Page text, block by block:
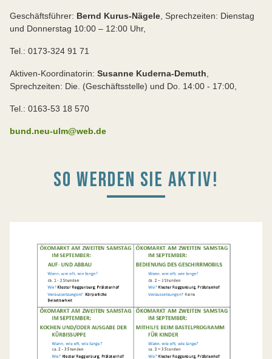
Geschäftsführer: Bernd Kurus-Nägele , Sprechzeiten: Dienstag
und Donnerstag 10:00 – 12:00 Uhr,
Tel.: 0173-324 91 71
Aktiven-Koordinatorin: Susanne Kuderna-Demuth
Sprechzeiten: Die. (Geschäftsstelle) und Do. 14:00 - 17:00,
Tel.: 0163-53 18 570
bund.neu-ulm@web.de
SO WERDEN SIE AKTIV!